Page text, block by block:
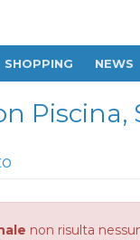
SHOPPING NEWS
non risulta